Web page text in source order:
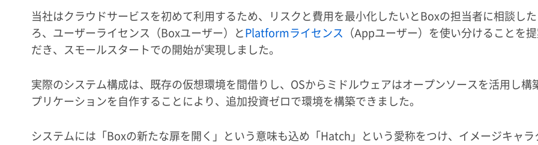
当社はクラウドサービスを初めて利用するため、リスクと費用を最小化したいとBoxの担当者に相談し
ろ、ユーザーライセンス（Boxユーザー）とPlatformライセンス （Appユーザー）を使い分けることを
だき、スモールスタートでの開始が実現しました。
実際のシステム構成は、既存の仮想環境を間借りし、OSからミドルウェアはオープンソースを活用し構
プリケーションを自作することにより、追加投資ゼロで環境を構築できました。
システムには「Boxの新たな扉を開く」という意味も込め「Hatch」という愛称をつけ、イメージキャラ